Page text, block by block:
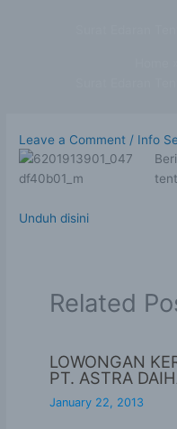
Leave a Comment / Info
Unduh disini
Related
LOWONGAN
PT. ASTRA
January 22, 2013